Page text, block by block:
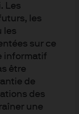
Les
les
les
sur ce
informatif
être
de
des
une
Europe (hors
social EUR